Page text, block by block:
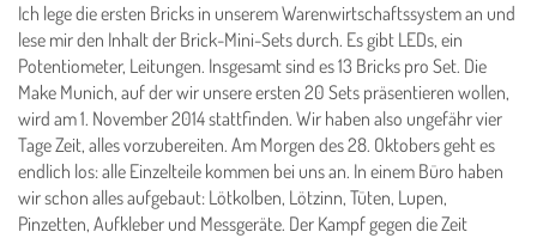
Ich lege die ersten Bricks in unserem Warenwirtschaftssystem an und
lese mir den Inhalt der Brick-Mini-Sets durch. Es gibt LEDs, ein
Potentiometer, Leitungen. Insgesamt sind es 13 Bricks pro Set. Die
Make Munich, auf der wir unsere ersten 20 Sets präsentieren wollen,
wird am 1. November 2014 stattfinden. Wir haben also ungefähr vier
Tage Zeit, alles vorzubereiten. Am Morgen des 28. Oktobers geht es
endlich los: alle Einzelteile kommen bei uns an. In einem Büro haben
wir schon alles aufgebaut: Lötkolben, Lötzinn, Tüten, Lupen,
Pinzetten, Aufkleber und Messgeräte. Der Kampf gegen die Zeit